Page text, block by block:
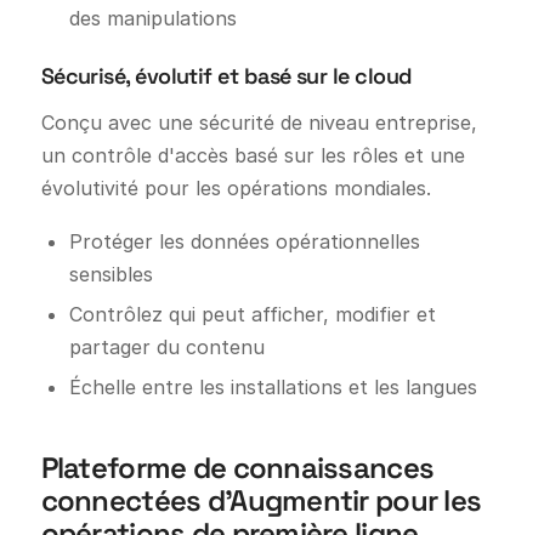
des manipulations
Sécurisé, évolutif et basé sur le cloud
Conçu avec une sécurité de niveau entreprise,
un contrôle d'accès basé sur les rôles et une
évolutivité pour les opérations mondiales.
Protéger les données opérationnelles
sensibles
Contrôlez qui peut afficher, modifier et
partager du contenu
Échelle entre les installations et les langues
Plateforme de connaissances
connectées d'Augmentir pour les